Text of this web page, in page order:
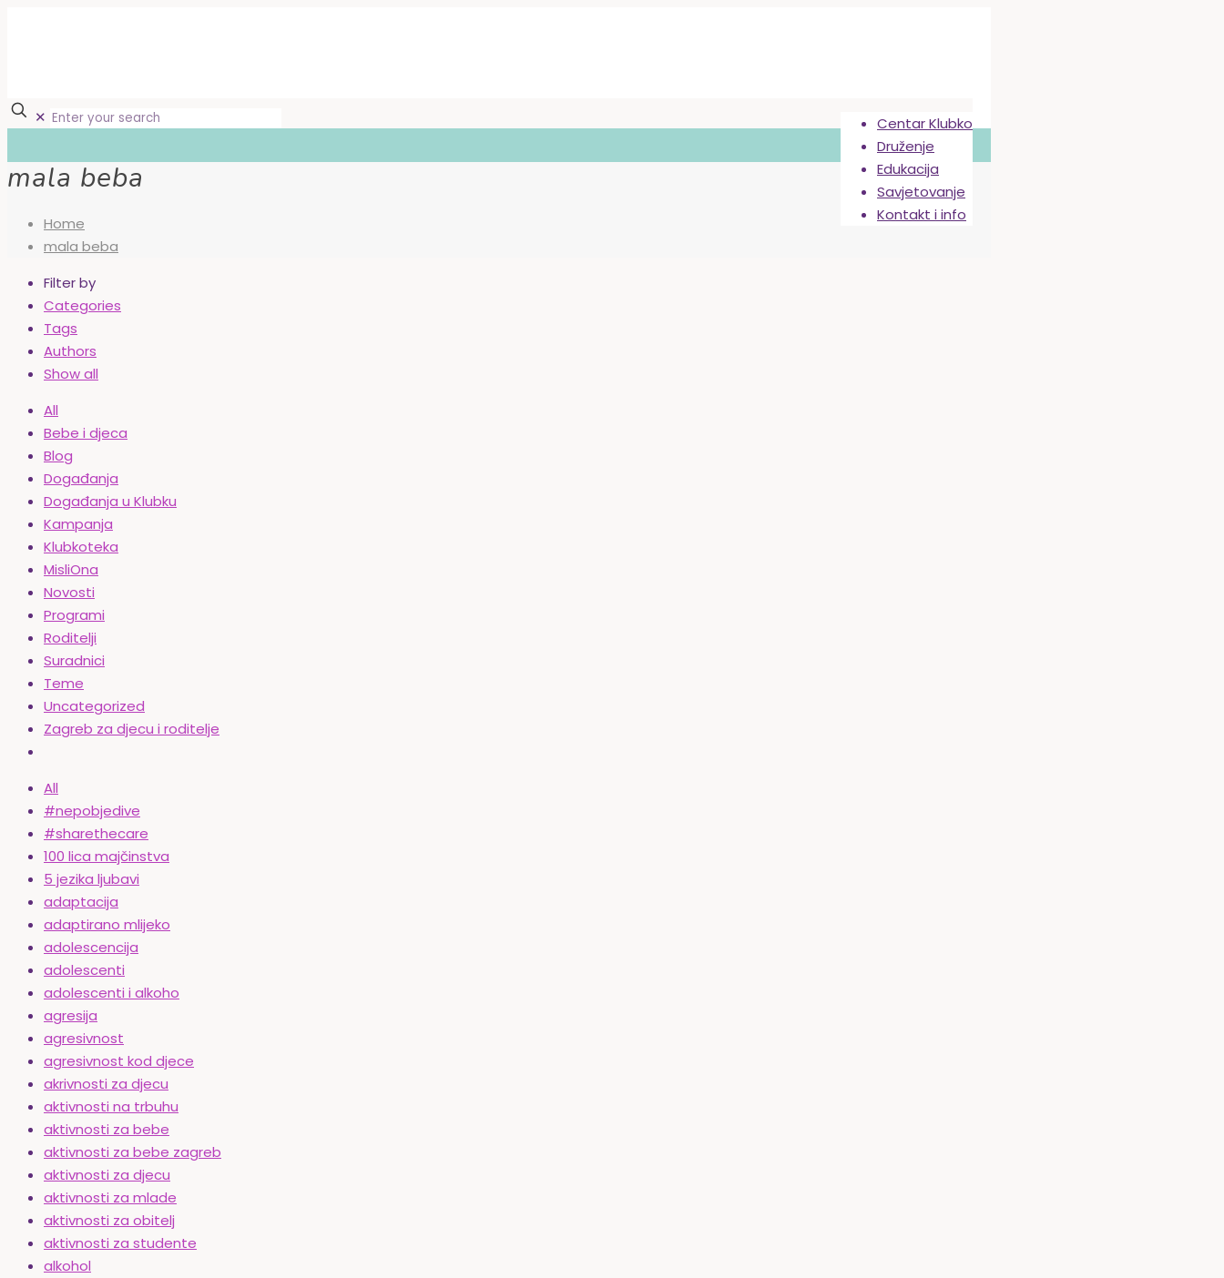
Centar Klubko
Druženje
Edukacija
Savjetovanje
Kontakt i info
✕
mala beba
Home
mala beba
Filter by
Categories
Tags
Authors
Show all
All
Bebe i djeca
Blog
Događanja
Događanja u Klubku
Kampanja
Klubkoteka
MisliOna
Novosti
Programi
Roditelji
Suradnici
Teme
Uncategorized
Zagreb za djecu i roditelje
All
#nepobjedive
#sharethecare
100 lica majčinstva
5 jezika ljubavi
adaptacija
adaptirano mlijeko
adolescencija
adolescenti
adolescenti i alkoho
agresija
agresivnost
agresivnost kod djece
akrivnosti za djecu
aktivnosti na trbuhu
aktivnosti za bebe
aktivnosti za bebe zagreb
aktivnosti za djecu
aktivnosti za mlade
aktivnosti za obitelj
aktivnosti za studente
alkohol